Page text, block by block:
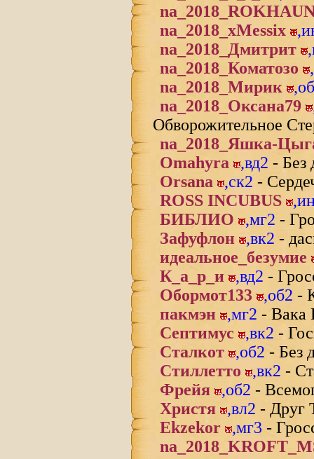
na_2018_xMessix
,
na_2018_Дмитрит
,
na_2018_Коматозо
,
na_2018_Мирик
,
na_2018_Оксана79
Обворожительное
na_2018_Яшка-
Omahyra
,вд2 - Без
Orsana
,ск2 -
ROSS INCUBUS
,
БИБЛИО
,мг2 -
Зафуфлон
,вк2 -
идеальное_безумие
К_а_р_и
,вд2 -
Обормот133
,об2 -
пакмэн
,мг2 - Вака
Септимус
,вк2 -
Сталкот
,об2 - Без
Стиллетто
,вк2 -
Фрейя
,об2 -
Христя
,вл2 - Друг
Ekzekor
,мг3 -